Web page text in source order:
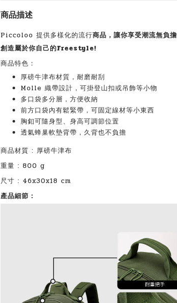
商品描述
Piccoloo 提供多樣化的流行商品，讓你享受潮流無負擔
創造屬於你自己的Freestyle!
商品特色：
厚磅牛津布材質，耐磨耐刮
Molle 織帶設計，可掛登山扣或吊飾等小物
多口袋多分層，方便收納
前方口袋內有鬆緊帶，可固定線材等小東西
胸釦可隨身型、身高可調節位置
透氣蜂巢軟墊背帶，久背也不負擔
商品材質 : 厚磅牛津布
重量 : 800 g
尺寸 : 46x30x18 cm
產品細節：